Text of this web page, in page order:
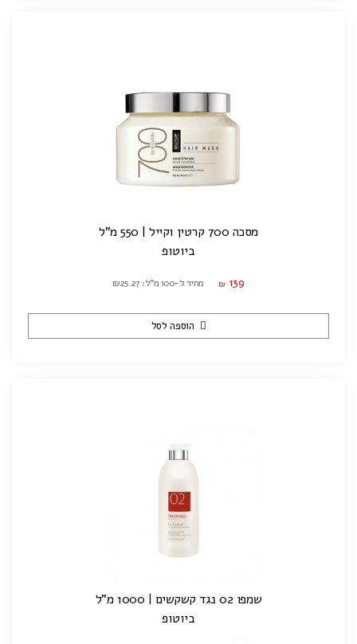
מסכה 700 קרטין וקייל | 550 מ"ל
ביוטופ
₪ 139 מחיר ל-100 מ"ל: ₪25.27
הוספה לסל
שמפו 02 נגד קשקשים | 1000 מ"ל
ביוטופ